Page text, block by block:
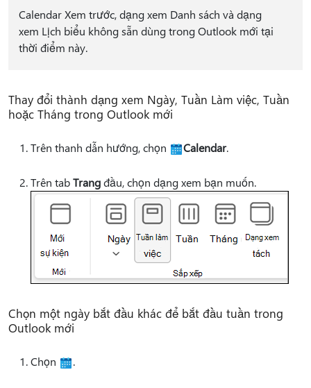
Calendar Xem trước, dạng xem Danh sách và dạng
xem Lịch biểu không sẵn dùng trong Outlook mới tại
thời điểm này.
Thay đổi thành dạng xem Ngày, Tuần Làm việc, Tuần
hoặc Tháng trong Outlook mới
Trên thanh dẫn hướng, chọn Calendar.
Trên tabTrangđầu, chọn dạng xem bạn muốn.
Chọn một ngày bắt đầu khác để bắt đầu tuần trong
Outlook mới
Chọn .